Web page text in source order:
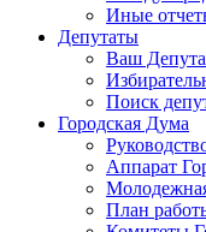
Иные
Депутаты
Ваш
Поиск
Городская Дума
Аппарат
План